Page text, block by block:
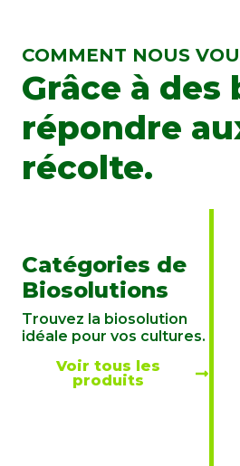
COMMENT NOUS
Grâce à
répondre
récolte.
Catégories de
Biosolutions
Trouvez la biosolution
idéale pour vos cultures.
Voir tous les
produits